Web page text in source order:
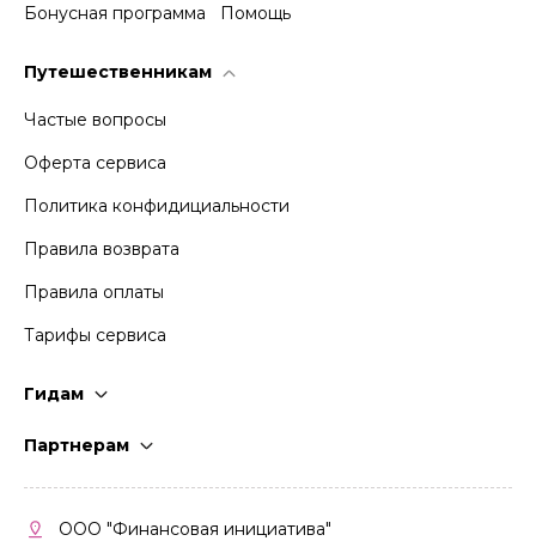
Бонусная программа
Помощь
Путешественникам
Частые вопросы
Оферта сервиса
Политика конфидициальности
Правила возврата
Правила оплаты
Тарифы сервиса
Гидам
Партнерам
Кабинет партнера
ООО "Финансовая инициатива"